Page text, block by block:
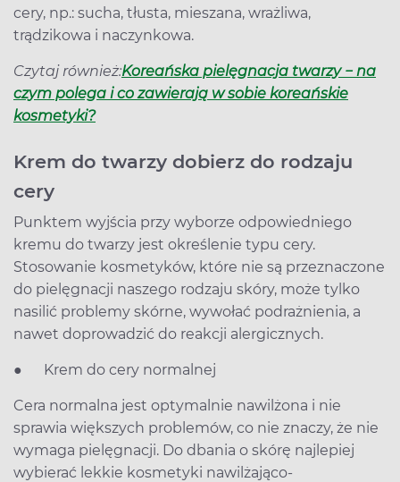
cery, np.: sucha, tłusta, mieszana, wrażliwa,
trądzikowa i naczynkowa.
Czytaj również:Koreańska pielęgnacja twarzy − na
czym polega i co zawierają w sobie koreańskie
kosmetyki?
Krem do twarzy dobierz do rodzaju
cery
Punktem wyjścia przy wyborze odpowiedniego
kremu do twarzy jest określenie typu cery.
Stosowanie kosmetyków, które nie są przeznaczone
do pielęgnacji naszego rodzaju skóry, może tylko
nasilić problemy skórne, wywołać podrażnienia, a
nawet doprowadzić do reakcji alergicznych.
● Krem do cery normalnej
Cera normalna jest optymalnie nawilżona i nie
sprawia większych problemów, co nie znaczy, że nie
wymaga pielęgnacji. Do dbania o skórę najlepiej
wybierać lekkie kosmetyki nawilżająco-